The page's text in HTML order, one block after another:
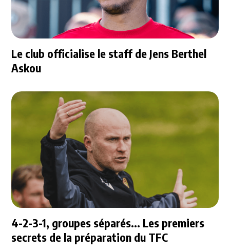
Le club officialise le staff de Jens Berthel
Askou
4-2-3-1, groupes séparés... Les premiers
secrets de la préparation du TFC